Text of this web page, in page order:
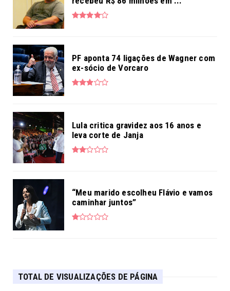
PF aponta 74 ligações de Wagner com
ex-sócio de Vorcaro
Lula critica gravidez aos 16 anos e
leva corte de Janja
“Meu marido escolheu Flávio e vamos
caminhar juntos”
TOTAL DE VISUALIZAÇÕES DE PÁGINA